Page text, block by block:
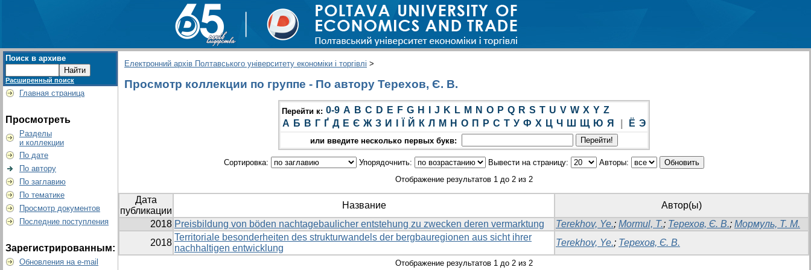
Поиск в архиве
Расширенный поиск
Главная страница
Просмотреть
Разделы
и коллекции
По дате
По автору
По заглавию
По тематике
Просмотр документов
Последние поступления
Зарегистрированным:
Обновления на e-mail
Електронний архів Полтавського університету економіки і торгівлі >
Просмотр коллекции по группе - По автору Терехов, Є. В.
Перейти к: 0-9 A B C D E F G H J K L M N O P Q R S T U V W X Y Z
А Б В Г Ґ Д Е Є Ж З И Й К Л М Н О П Р С Т У Ф Х Ц Ч Ш Щ Ю Я Ё Э
или введите несколько первых букв:
Сортировка: Упорядочнить: Вывести на страницу:
Авторы:
Отображение результатов 1 до 2 из 2
Дата
публикации
Название
Автор(ы)
2018 Preisbildung von böden nachtagebaulicher entstehung zu zwecken deren vermarktung Terekhov, Ye.; Mormul, T.; Терехов, Є. В.; Мормуль, Т. М.
2018
Territoriale besonderheiten des strukturwandels der bergbauregionen aus sicht ihrer
nachhaltigen entwicklung
Terekhov, Ye.; Терехов, Є. В.
Отображение результатов 1 до 2 из 2